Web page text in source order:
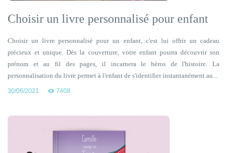
Choisir un livre personnalisé pour enfant
Choisir un livre personnalisé pour un enfant, c'est lui offrir un cadeau
précieux et unique. Dès la couverture, votre enfant pourra découvrir son
prénom et au fil des pages, il incarnera le héros de l'histoire. La
personnalisation du livre permet à l'enfant de s'identifier instantanément au...
30/06/2021 7408